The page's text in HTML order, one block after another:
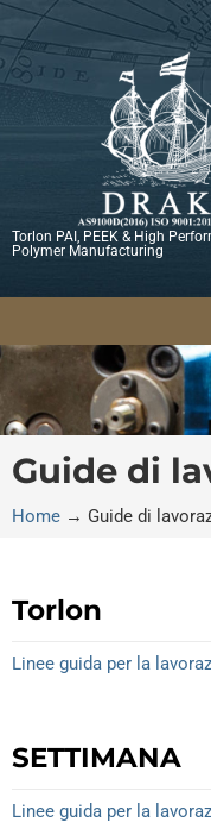
Vai
al
contenuto
Torlon PAI, PEEK & High
Polymer Manufacturing
Guide di
Home → Guide di
Torlon
Linee guida per la
SETTIMANA
Linee guida per la